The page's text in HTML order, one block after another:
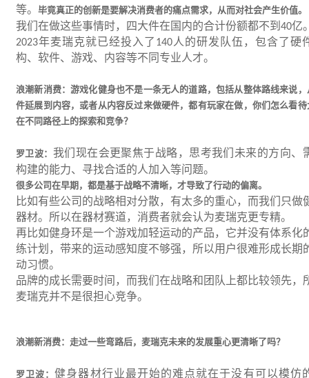
等。 毕竟真正的创新是要解决消费者的痛点需求，从而对社会产生价值。
我们在做这些事情时，四大件在国内的合计份额都不到 40亿
2023年麦瑞克就已经投入了 140人的研发队伍，包含了硬
构、软件、游戏、内容等不同专业人才。
浪潮新消费：游戏化健身也不是一条无人的道路，包括从整体路线来说，
件延展到内容，或者从内容反过来做硬件，都有玩家在做，你们怎么看待
在不同路径上的探索和竞争？
罗卫波： 我们现在会更聚焦于战略，思考我们未来的方向、
构建的能力、寻找合适的人加入等问题。
很多公司在早期，都是基于战略不清晰，才导致了行动的偏离。
比如有些公司的战略相对分散，有太多的重心，而我们只做
器材。所以在器材赛道，消费者就会认为麦瑞克更专精。
再比如健身环是一个游戏加轻运动的产品，它并没有体系化
练计划，带来的运动感知度不够强，所以用户很难形成长期
动习惯。
品牌的成长需要时间，而我们在战略和团队上都比较领先，
麦瑞克并不是很担心竞争。
浪潮新消费：走过一些弯路后，麦瑞克未来的发展重心更清晰了吗？
罗卫波：健身器材行业最开始的难点就在于没有可以模仿